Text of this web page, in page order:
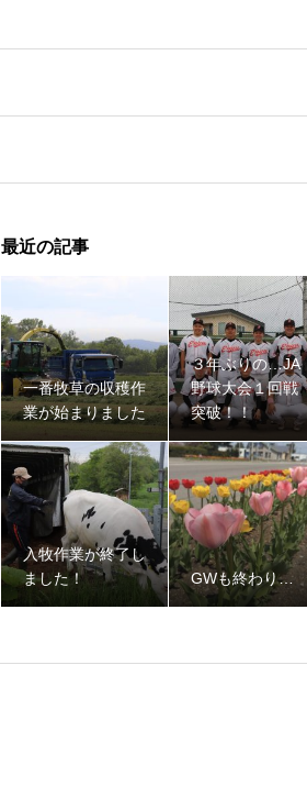
最近の記事
一番牧草の収穫作
業が始まりました
３年ぶりの…JA
野球大会１回戦
突破！！
入牧作業が終了し
ました！
GWも終わり…